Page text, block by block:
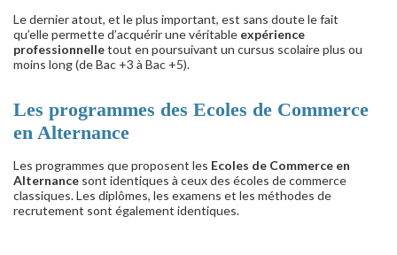
Le dernier atout, et le plus important, est sans doute le fait
qu’elle permette d’acquérir une véritable expérience
professionnelletout en poursuivant un cursus scolaire plus ou
moins long (de Bac +3 à Bac +5).
Les programmes des Ecoles de Commerce
en Alternance
Les programmes que proposent les Ecoles de Commerce en
Alternance sont identiques à ceux des écoles de commerce
classiques. Les diplômes, les examens et les méthodes de
recrutement sont également identiques.